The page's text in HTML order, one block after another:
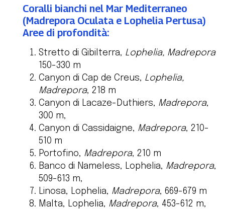
Coralli bianchi nel Mar Mediterraneo
(Madrepora Oculata e Lophelia Pertusa)
Aree di profondità:
Stretto di Gibilterra, Lophelia, Madrepora
150-330 m
Canyon di Cap de Creus, Lophelia,
Madrepora, 218 m
Canyon di Lacaze-Duthiers, Madrepora,
300 m,
Canyon di Cassidaigne, Madrepora, 210-
510 m
Portofino, Madrepora, 210 m
Banco di Nameless, Lophelia, Madrepora,
509-613 m,
Linosa, Lophelia, Madrepora, 669-679 m
Malta, Lophelia, Madrepora, 453-612 m,